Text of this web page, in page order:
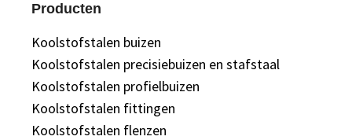
Producten
Koolstofstalen buizen
Koolstofstalen precisiebuizen en stafstaal
Koolstofstalen profielbuizen
Koolstofstalen fittingen
Koolstofstalen flenzen